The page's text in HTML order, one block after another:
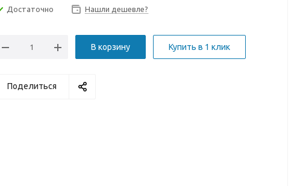
Достаточно Нашли дешевле?
В корзину Купить в 1 клик
Поделиться